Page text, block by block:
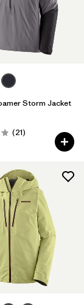
Storm Jacket
4.0 / 5
(21Comentarios
)